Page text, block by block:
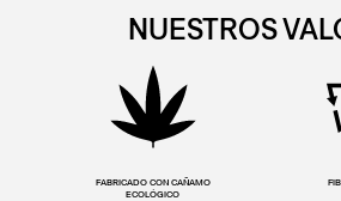
NUESTROS
FABRICADO CON CAÑAMO
ECOLÓGICO